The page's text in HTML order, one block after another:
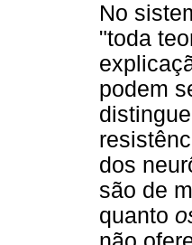
No
"toda
podem
dos
são de
quanto